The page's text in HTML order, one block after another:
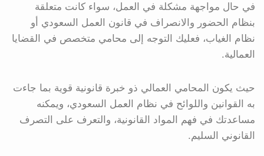
في حال مواجهة مشكلة في العمل، سواء كانت متعلقة
بنظام الحضور والانصراف في قانون العمل السعودي أو
نظام الغياب، فعليك التوجه إلى محامي متخصص في القضايا
العمالية.
حيث يكون المحامي العمالي ذو خبرة قانونية قوية بما جاءت
به القوانين واللوائح في نظام العمل السعودي، ويمكنه
مساعدتك في فهم المواد القانونية، والتعرف على التصرف
القانوني السليم.